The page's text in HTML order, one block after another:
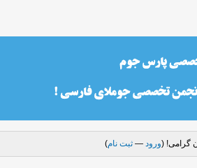
گرامی! (ورود — ثبت نام)